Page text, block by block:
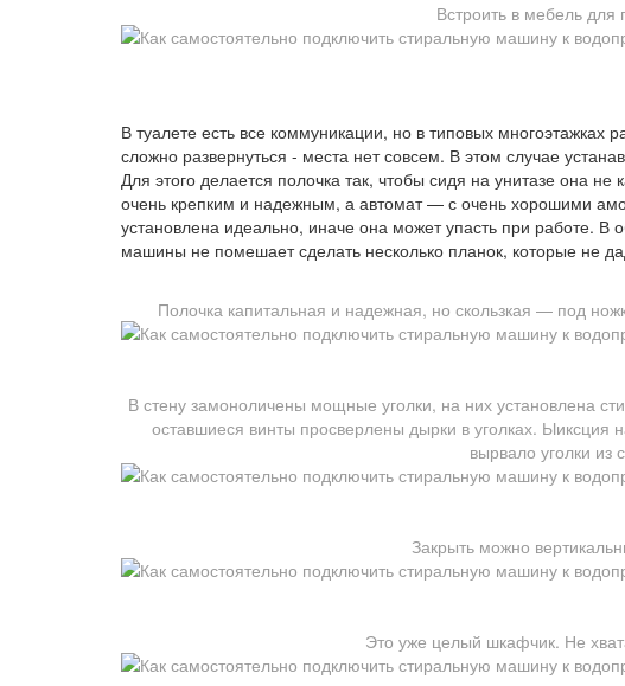
Встроить в мебель для
В туалете есть все коммуникации, но в типовых многоэтажках
сложно развернуться - места нет совсем. В этом случае
Для этого делается полочка так, чтобы сидя на унитазе она
очень крепким и надежным, а автомат — с очень хорошими
установлена идеально, иначе она может упасть при работе. В
машины не помешает сделать несколько планок, которые не
Полочка капитальная и надежная, но скользкая — под
В стену замоноличены мощные уголки, на них установлена
оставшиеся винты просверлены дырки в уголках. Ыиксция
вырвало уголки из
Закрыть можно
Это уже целый шкафчик. Не